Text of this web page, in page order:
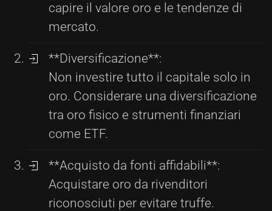
capire il valore oro e le tendenze di
mercato.
**Diversificazione**:
Non investire tutto il capitale solo in
oro. Considerare una diversificazione
tra oro fisico e strumenti finanziari
come ETF.
**Acquisto da fonti affidabili**:
Acquistare oro da rivenditori
riconosciuti per evitare truffe.